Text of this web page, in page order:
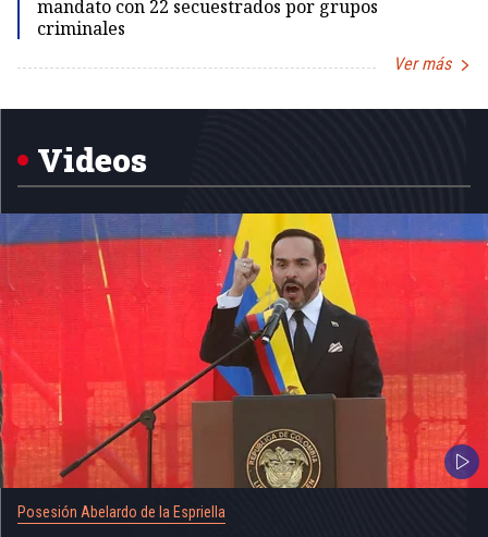
mandato con 22 secuestrados por grupos
criminales
Ver más
1
Videos
Posesión Abelardo de la Espriella